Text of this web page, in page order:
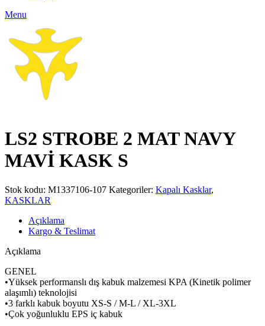
Menu
LS2 STROBE 2 MAT NAVY
MAVİ KASK S
Stok kodu: M1337106-107 Kategoriler: Kapalı Kasklar,
KASKLAR
Açıklama
Kargo & Teslimat
Açıklama
GENEL
•Yüksek performanslı dış kabuk malzemesi KPA (Kinetik polimer
alaşımlı) teknolojisi
•3 farklı kabuk boyutu XS-S / M-L / XL-3XL
•Çok yoğunluklu EPS iç kabuk